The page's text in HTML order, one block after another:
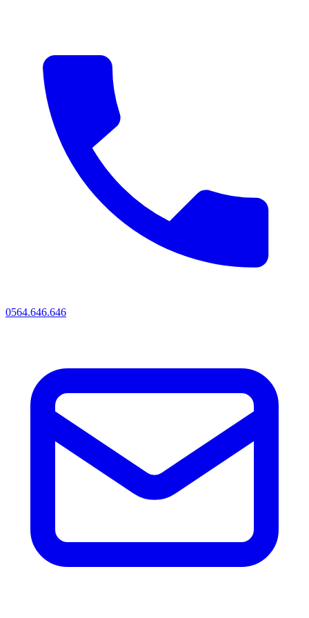
0564.646.646